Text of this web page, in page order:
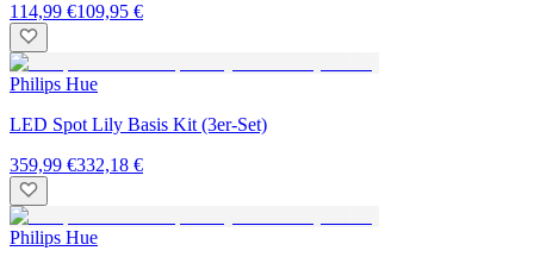
114,99 €109,95 €
Philips Hue
LED Spot Lily Basis Kit (3er-Set)
359,99 €332,18 €
Philips Hue